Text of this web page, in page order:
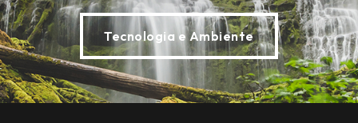
Tecnologia e Ambiente